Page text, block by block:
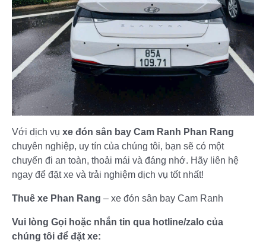
Với dịch vụ xe đón sân bay Cam Ranh Phan Rang
chuyên nghiệp, uy tín của chúng tôi, bạn sẽ có một
chuyến đi an toàn, thoải mái và đáng nhớ. Hãy liên hệ
ngay để đặt xe và trải nghiệm dịch vụ tốt nhất!
Thuê xe Phan Rang – xe đón sân bay Cam Ranh
Vui lòng Gọi hoặc nhắn tin qua hotline/zalo của
chúng tôi để đặt xe: